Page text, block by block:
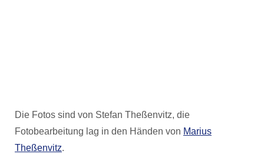
Die Fotos sind von Stefan Theßenvitz, die
Fotobearbeitung lag in den Händen von Marius
Theßenvitz.